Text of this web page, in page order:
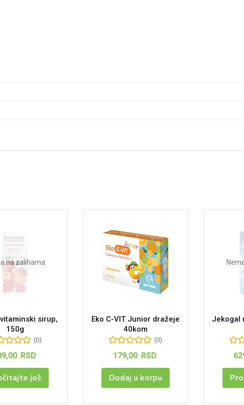
na zalihama
sirup,
150g
(0)
RSD
još
Eko C-VIT Junior dražeje
40kom
(0)
179,00 RSD
Dodaj u korpu
Jekogal